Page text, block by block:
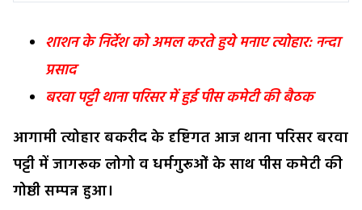
शाशन के निर्देश को अमल करते हुये मनाए त्योहार: नन्दा
प्रसाद
बरवा पट्टी थाना परिसर में हुई पीस कमेटी की बैठक
आगामी त्योहार बकरीद के दृष्टिगत आज थाना परिसर बरवा
पट्टी में जागरूक लोगो व धर्मगुरूओं के साथ पीस कमेटी की
गोष्ठी सम्पन्न हुआ।